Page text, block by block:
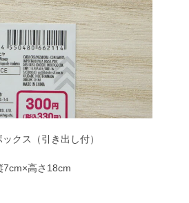
クス（引き出し付）
7cm×高さ18cm